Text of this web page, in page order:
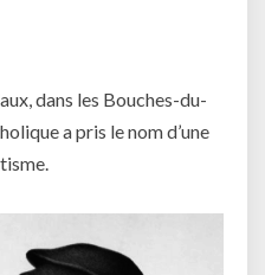
Calvin »dans les Bouches-du-
a pris le nom d’une